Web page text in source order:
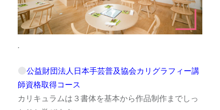
.
公益財団法人日本手芸普及協会カリグラフィー講
師資格取得コース
カリキュラムは３書体を基本から作品制作までしっ